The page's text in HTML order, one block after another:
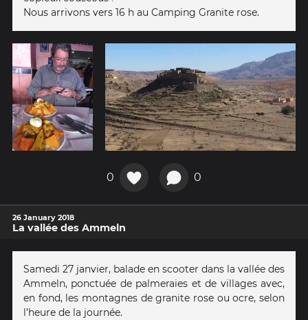
Nous arrivons vers 16 h au Camping Granite rose.
0 0
26 January 2018
La vallée des Ammeln
Samedi 27 janvier, balade en scooter dans la vallée des
Ammeln, ponctuée de palmeraies et de villages avec,
en fond, les montagnes de granite rose ou ocre, selon
l’heure de la journée.